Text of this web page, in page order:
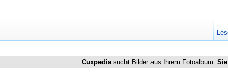
Cuxpediasucht Bilder aus Ihrem Fotoalbum. Sie